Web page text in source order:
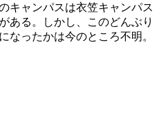
キャンパスは衣笠キャンパス
ある。しかし、このどんぶり
なったかは今のところ不明。